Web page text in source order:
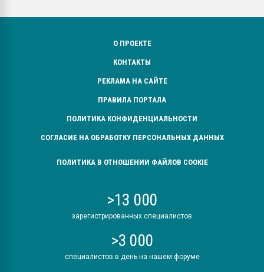
О ПРОЕКТЕ
КОНТАКТЫ
РЕКЛАМА НА САЙТЕ
ПРАВИЛА ПОРТАЛА
ПОЛИТИКА КОНФИДЕНЦИАЛЬНОСТИ
СОГЛАСИЕ НА ОБРАБОТКУ ПЕРСОНАЛЬНЫХ ДАННЫХ
ПОЛИТИКА В ОТНОШЕНИИ ФАЙЛОВ COOKIE
>13 000
зарегистрированных специалистов
>3 000
специалистов в день на нашем форуме